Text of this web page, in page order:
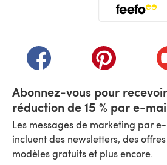
(s'ouvre dans un nouvel
(s'ouvre dans
Abonnez-vous pour
réduction de 15 % par e-
Les messages de marketing par
incluent des newsletters, des
modèles gratuits et plus encore.